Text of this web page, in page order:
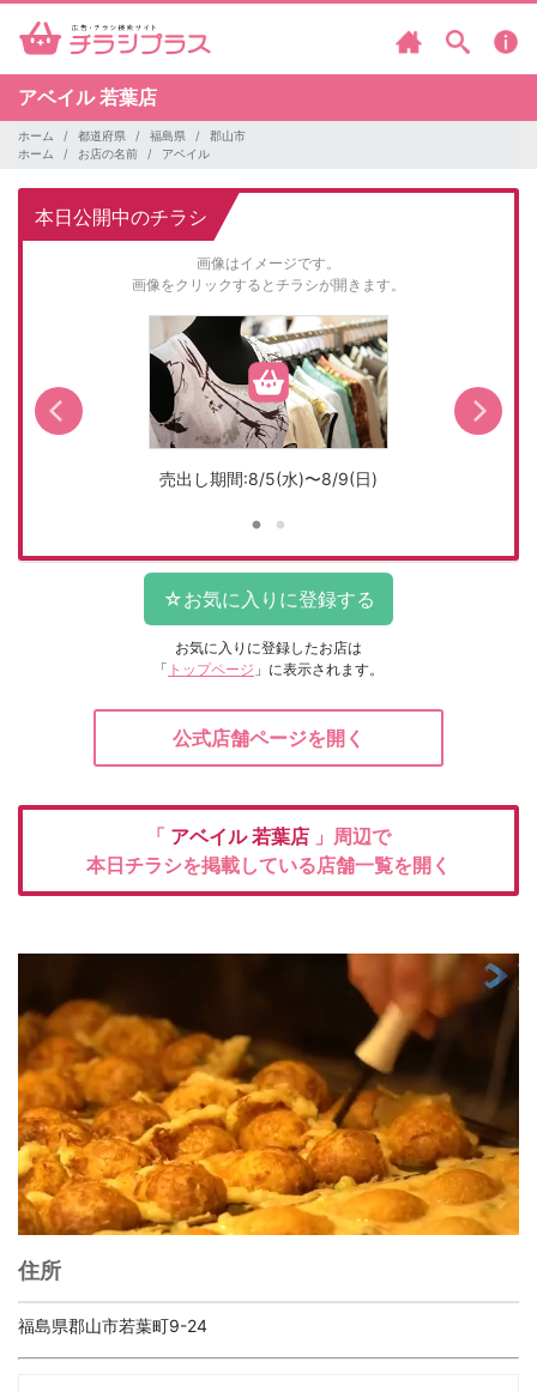
アベイル若葉店
ホーム 都道府県 福島県
郡山市
ホーム
お店の名前 アベイル
本日公開中のチラシ
画像はイメージです。
画像をクリックするとチラシが開きます。
売出し期間:8/5(水)〜8/9(日)
お気に入りに登録したお店は
「 トップページ 」に表示されます。
公式店舗ページを開く
「 アベイル若葉店 」周辺で
本日チラシを掲載している店舗一覧を開く
住所
福島県郡山市若葉町9-24